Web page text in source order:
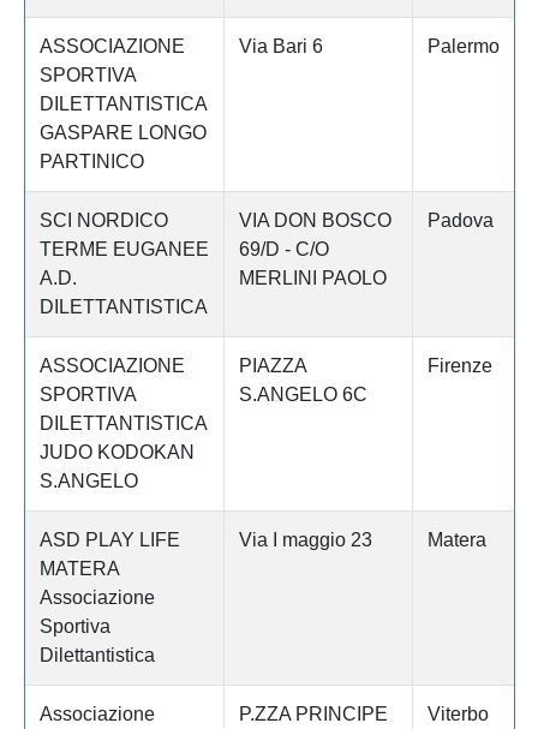
ASSOCIAZIONE
SPORTIVA
DILETTANTISTICA
GASPARE LONGO
PARTINICO
Via Bari 6 Palermo
SCI NORDICO
TERME EUGANEE
A.D.
DILETTANTISTICA
VIA DON BOSCO
69/D - C/O
MERLINI PAOLO
Padova
ASSOCIAZIONE
SPORTIVA
DILETTANTISTICA
JUDO KODOKAN
S.ANGELO
PIAZZA
S.ANGELO 6C
Firenze
ASD PLAY LIFE
MATERA
Associazione
Sportiva
Dilettantistica
Via I maggio 23 Matera
Associazione
P.ZZA PRINCIPE
Viterbo